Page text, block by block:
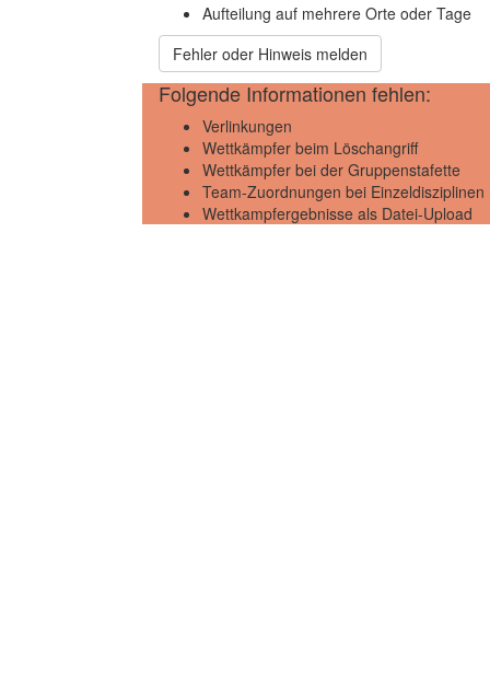
Aufteilung auf mehrere Orte oder Tage
Fehler oder Hinweis melden
Folgende Informationen fehlen:
Verlinkungen
Wettkämpfer beim Löschangriff
Wettkämpfer bei der Gruppenstafette
Team-Zuordnungen bei Einzeldisziplinen
Wettkampfergebnisse als Datei-Upload